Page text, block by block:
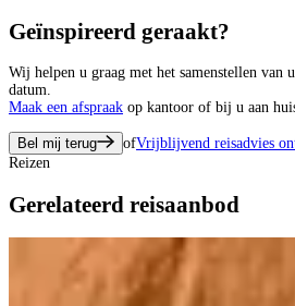
Geïnspireerd geraakt?
Wij helpen u graag met het samenstellen van
datum.
Maak een afspraak op kantoor of bij u aan
Bel mij terug ofVrijblijvend reisadvies
Reizen
Gerelateerd reisaanbod